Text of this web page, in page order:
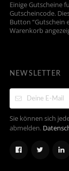
Einige Gutscheine
Gutscheincode.
Button “Gutschein
Warenkorb
NEWSLETTER
Sie können sich
abmelden.